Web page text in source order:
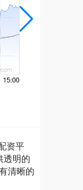
资平
透明的
清晰的